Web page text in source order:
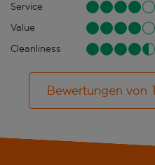
Service
Value
Cleanliness
Bewertungen von